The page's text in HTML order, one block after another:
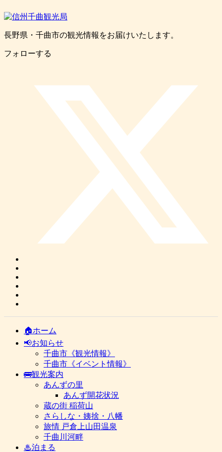
長野県・千曲市の観光情報をお届けいたします。
フォローする
🏠ホーム
📢お知らせ
千曲市《観光情報》
千曲市《イベント情報》
🚌観光案内
あんずの里
あんず開花状況
蔵の街 稲荷山
さらしな・姨捨・八幡
旅情 戸倉上山田温泉
千曲川河畔
♨泊まる